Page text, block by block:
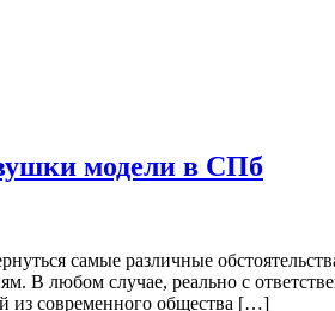
модели в СПб
самые различные
любом случае, реально с
из современного общества […]